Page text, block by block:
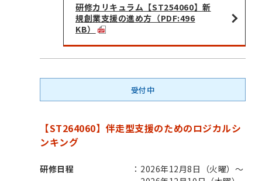
研修カリキュラム【ST254060】新
規創業支援の進め方（PDF:496
KB）
受付中
【ST264060】伴走型支援のためのロジカルシ
ンキング
研修日程
2026年12月8日（火曜）～